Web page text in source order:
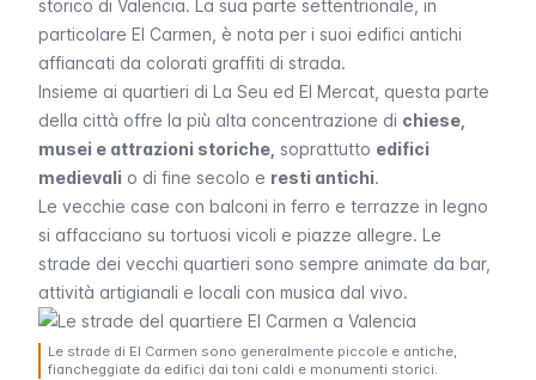
storico di Valencia. La sua parte settentrionale, in
particolare El Carmen, è nota per i suoi edifici antichi
affiancati da colorati graffiti di strada.
Insieme ai quartieri di La Seu ed El Mercat , questa parte
della città offre la più alta concentrazione di chiese,
musei e attrazioni storiche, soprattutto edifici
medievali o di fine secolo e resti antichi.
Le vecchie case con balconi in ferro e terrazze in legno
si affacciano su tortuosi vicoli e piazze allegre. Le
strade dei vecchi quartieri sono sempre animate da bar,
attività artigianali e locali con musica dal vivo.
Le strade di El Carmen sono generalmente piccole e antiche,
fiancheggiate da edifici dai toni caldi e monumenti storici.